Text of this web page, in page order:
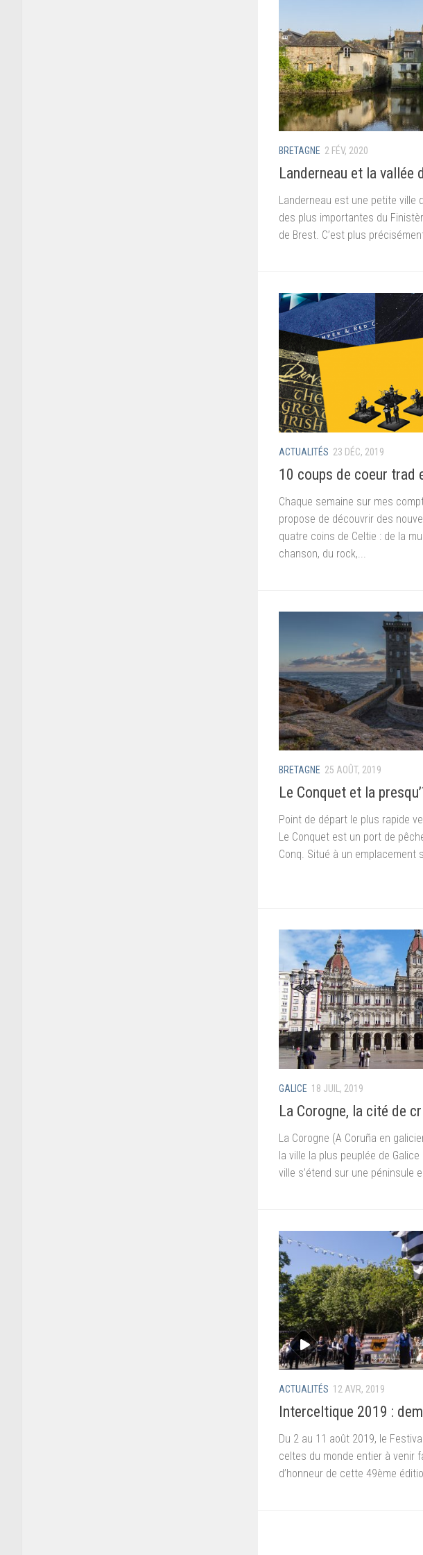
BRETAGNE 2 FÉV, 2020
Landerneau et la vallée
Landerneau est une petite ville
des plus importantes du
de Brest. C’est plus
ACTUALITÉS 23 DÉC, 2019
10 coups de coeur trad
Chaque semaine sur mes
propose de découvrir des
quatre coins de Celtie : de la
chanson, du rock,...
BRETAGNE 25 AOÛT, 2019
Le Conquet et la
Point de départ le plus rapide
Le Conquet est un port de
Conq. Situé à un emplacement
GALICE 18 JUIL, 2019
La Corogne, la cité de
La Corogne (A Coruña en
la ville la plus peuplée de
ville s’étend sur une péninsule
ACTUALITÉS 12 AVR, 2019
Interceltique 2019 :
Du 2 au 11 août 2019, le
celtes du monde entier à venir
d’honneur de cette 49ème